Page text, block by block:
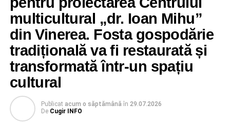
energie în contextul actualei crize energetice.
Autoritățile locale precizează că reducerea intensității
este realizată astfel încât să fie menținut un nivel adecvat
de iluminare pe timpul nopții.
Adaugă cugirinfo.ro ca sursă
multicultural „dr. Ioan Mihu”
din Vinerea. Fosta gospodărie
tradițională va fi restaurată și
transformată într-un spațiu
cultural
Publicat acum o săptămână în 29.07.2026
De Cugir INFO